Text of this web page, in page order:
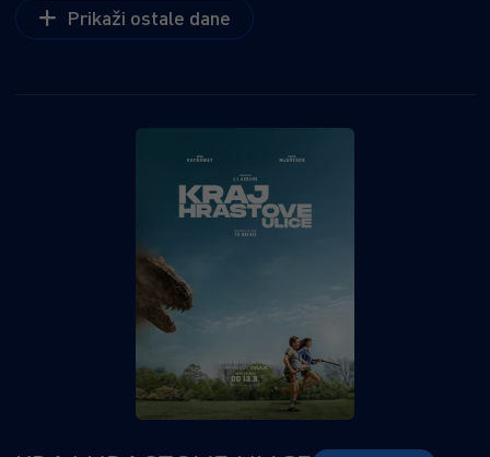
Prikaži ostale dane